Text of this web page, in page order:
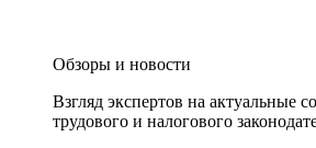
Обзоры и новости
Взгляд экспертов на актуальные
трудового и налогового